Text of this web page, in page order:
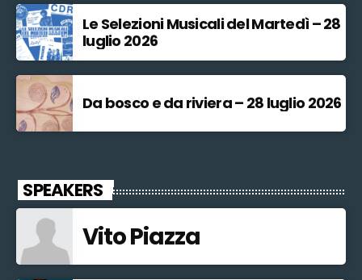
Le Selezioni Musicali del Martedì – 28
luglio 2026
Da bosco e da riviera – 28 luglio 2026
SPEAKERS
Vito Piazza